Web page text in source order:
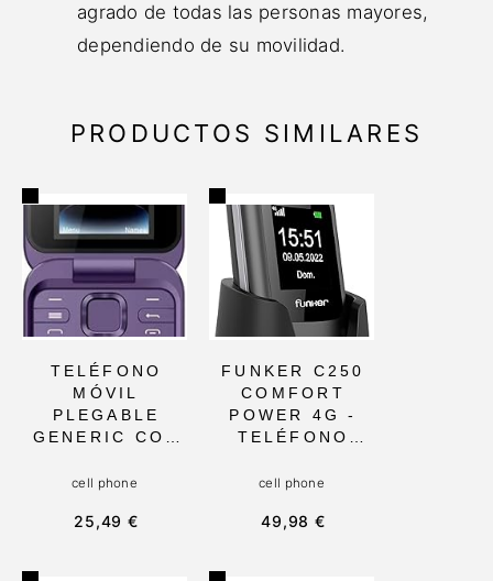
agrado de todas las personas mayores,
dependiendo de su movilidad.
PRODUCTOS SIMILARES
TELÉFONO
MÓVIL
PLEGABLE
GENERIC CON
1,77
CAPACIDAD
TARJETAS SIM.
cell phone
25,49 €
FUNKER C250
COMFORT
POWER 4G -
TELÉFONO
MAYORES CON
PANTALLA
cell phone
49,98 €